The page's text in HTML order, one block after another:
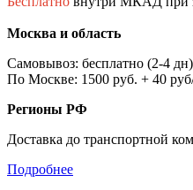
Москва и область
Самовывоз: бесплатно (2-4 дн)
По Москве: 1500 руб. + 40
Регионы РФ
Доставка до транспортной
Подробнее